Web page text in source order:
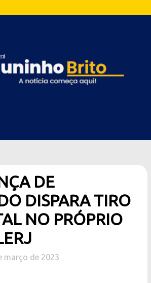
DE
DISPARA TIRO
NO PRÓPRIO
março de 2023